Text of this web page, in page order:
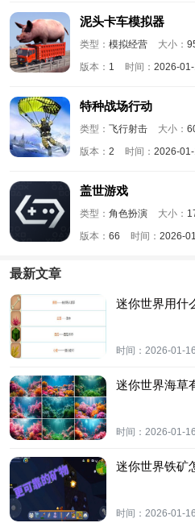
泥头卡车模拟器
类型： 模拟经营 大小：
版本： 1 时间： 2026-
特种战场行动
类型： 飞行射击 大小：
版本： 2 时间： 2026-
盖世游戏
类型： 角色扮演 大小：
版本： 66 时间： 2026-
最新文章
迷你世界用什
时间： 2026-01-16
迷你世界海草
时间： 2026-01-16
迷你世界铁矿
时间： 2026-01-16